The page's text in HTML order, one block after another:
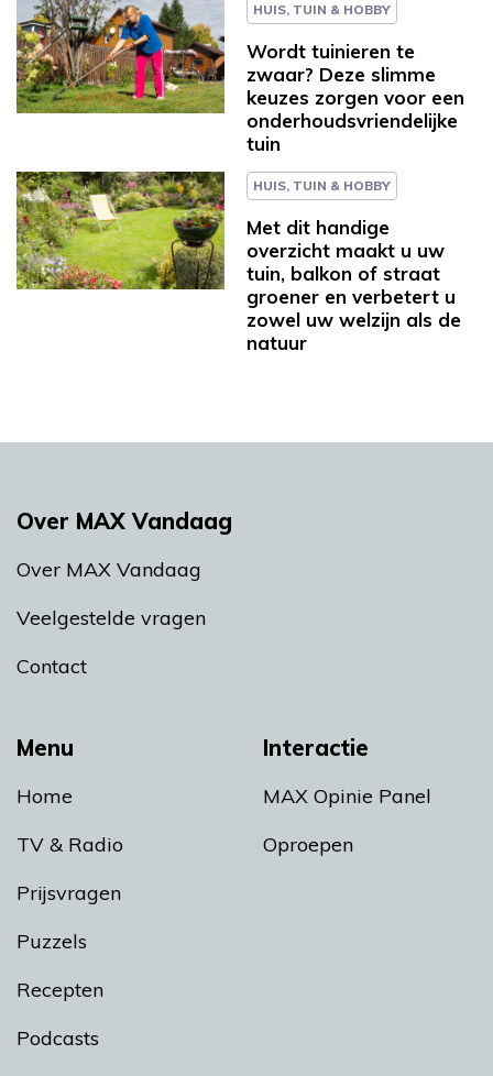
HUIS, TUIN & HOBBY
Wordt tuinieren te
zwaar? Deze slimme
keuzes zorgen voor een
onderhoudsvriendelijke
tuin
HUIS, TUIN & HOBBY
Met dit handige
overzicht maakt u uw
tuin, balkon of straat
groener en verbetert u
zowel uw welzijn als de
natuur
Menu
Home
TV & Radio
Prijsvragen
Puzzels
Recepten
Podcasts
Interactie
MAX Opinie Panel
Oproepen
Over MAX Vandaag
Over MAX Vandaag
Veelgestelde vragen
Contact